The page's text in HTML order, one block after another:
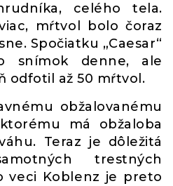
celého tela.
mŕtvol bolo čoraz
Spočiatku „Caesar“
snímok denne, ale
odfotil až 50 mŕtvol.
obžalovanému
má obžaloba
Teraz je dôležitá
trestných
veci Koblenz je preto